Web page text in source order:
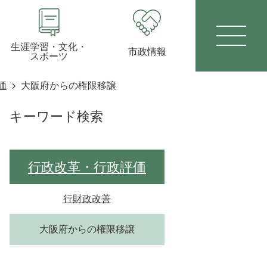
生涯学習・文化・
スポーツ
市政情報
大阪府からの権限移譲
キーワード検索
行政改革・行政評価
行財政改善
大阪府からの権限移譲